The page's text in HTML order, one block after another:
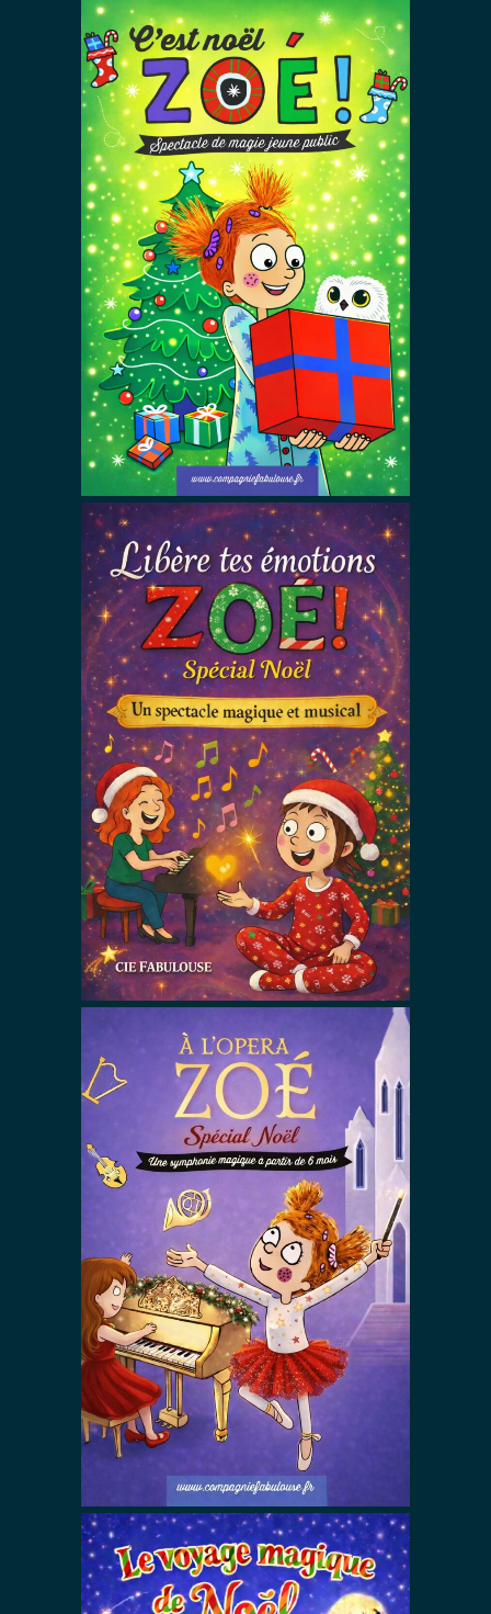
C’est Noël Zoé
!
Spectacles De Magie Avec Zoé
Spectacles De Noël
Libère tes
émotions Zoé
! Spécial NOEL
Spectacles De Noël
A l’opéra Zoé !
Spécial NOEL
Spectacles De Noël